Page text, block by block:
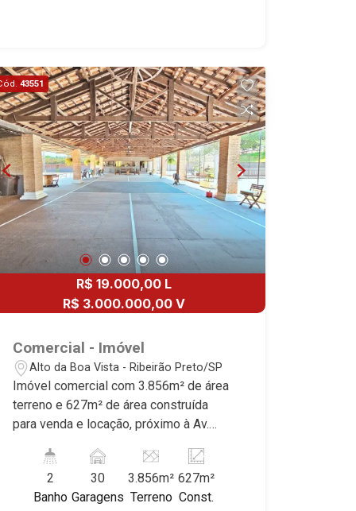
43551
R$ 19.000,00 L
R$ 3.000.000,00 V
Comercial - Imóvel
Alto da Boa Vista - Ribeirão Preto/SP
Imóvel comercial com 3.856m² de área
terreno e 627m² de área construída
para venda e locação, próximo à Av.
Vista, Ribeirão Preto/SP. salão, 2 WCs
masculino e feminino, cozinha, bar,
churrasqueira, 2 quadras de tênis sendo
2
Banho
30
Garagens
3.856m²
Terreno
627m²
Const.